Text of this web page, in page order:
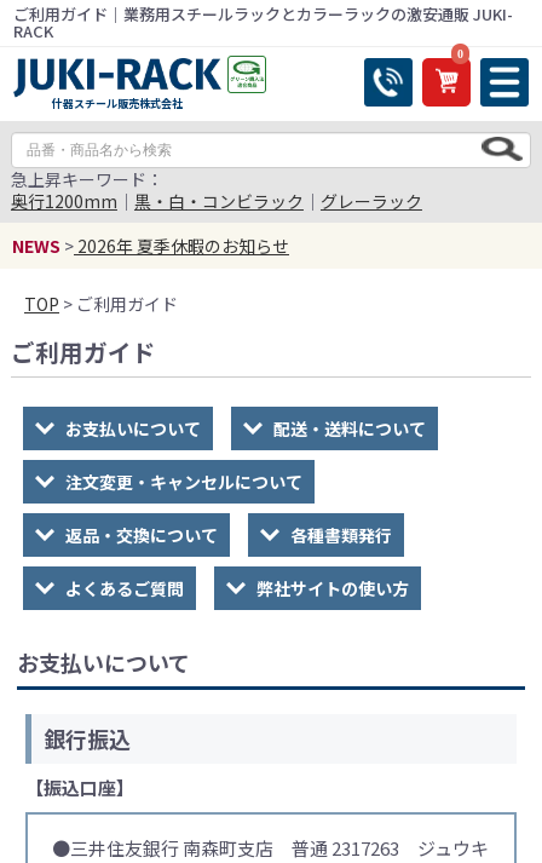
ご利用ガイド｜業務用スチールラックとカラーラックの激安通販 JUKI-
RACK
什器スチール販売株式会社
0
急上昇キーワード：
奥行1200mm ｜ 黒・白・コンビラック ｜ グレーラック
NEWS > 2026年 夏季休暇のお知らせ
TOP > ご利用ガイド
ご利用ガイド
お支払いについて 配送・送料について
注文変更・キャンセルについて
返品・交換について 各種書類発行
よくあるご質問 弊社サイトの使い方
お支払いについて
銀行振込
【振込口座】
●三井住友銀行 南森町支店 普通 2317263 ジュウキ